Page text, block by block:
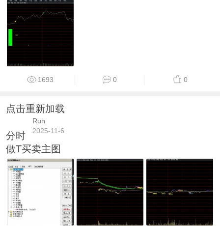
1693 0 0
点击重新加载
Run
2025-11-6
分时
做T买卖主图